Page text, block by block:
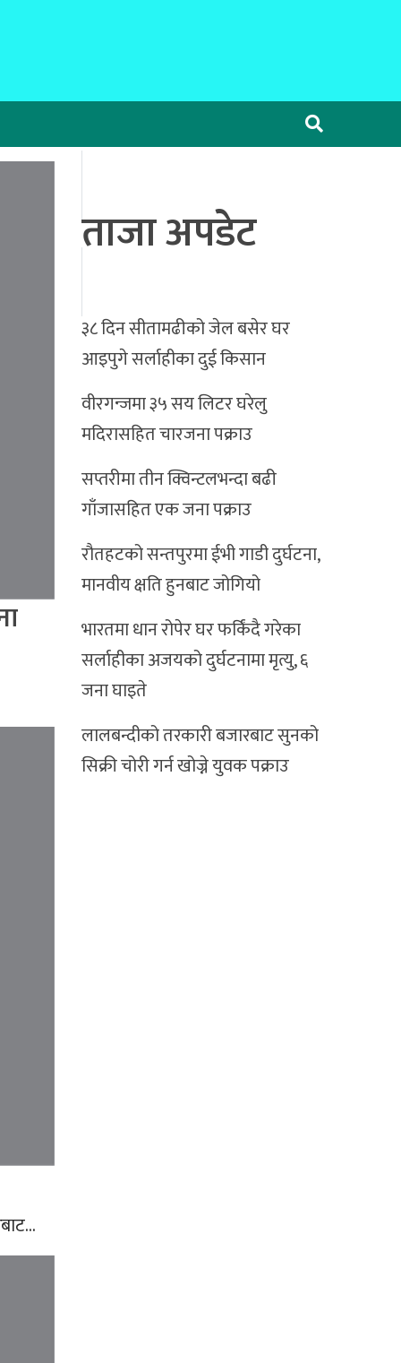
ताजा अपडेट
३८ दिन सीतामढीको जेल बसेर घर
आइपुगे सर्लाहीका दुई किसान
वीरगन्जमा ३५ सय लिटर घरेलु
मदिरासहित चारजना पक्राउ
सप्तरीमा तीन क्विन्टलभन्दा बढी
गाँजासहित एक जना पक्राउ
रौतहटको सन्तपुरमा ईभी गाडी दुर्घटना,
मानवीय क्षति हुनबाट जोगियो
भारतमा धान रोपेर घर फर्किंदै गरेका
सर्लाहीका अजयको दुर्घटनामा मृत्यु, ६
जना घाइते
लालबन्दीको तरकारी बजारबाट सुनको
सिक्री चोरी गर्न खोज्ने युवक पक्राउ